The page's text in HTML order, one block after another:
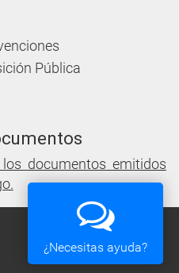
Pública
documentos emitidos
¿Necesitas ayuda?